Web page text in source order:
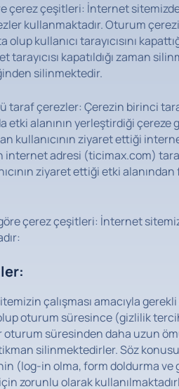
çerez çeşitleri: İnternet
kullanmaktadır. Oturum
olup kullanıcı tarayıcısını
tarayıcısı kapatıldığı zaman
silinmektedir.
taraf çerezler: Çerezin birinci
etki alanının yerleştirdiği çereze
kullanıcının ziyaret ettiği
internet adresi (ticimax.com)
ziyaret ettiği etki alanından
çerez çeşitleri: İnternet
çalışması amacıyla
oturum süresince (gizlilik
oturum süresinden daha uzun
silinmektedirler. Söz
(log-in olma, form doldurma ve
zorunlu olarak